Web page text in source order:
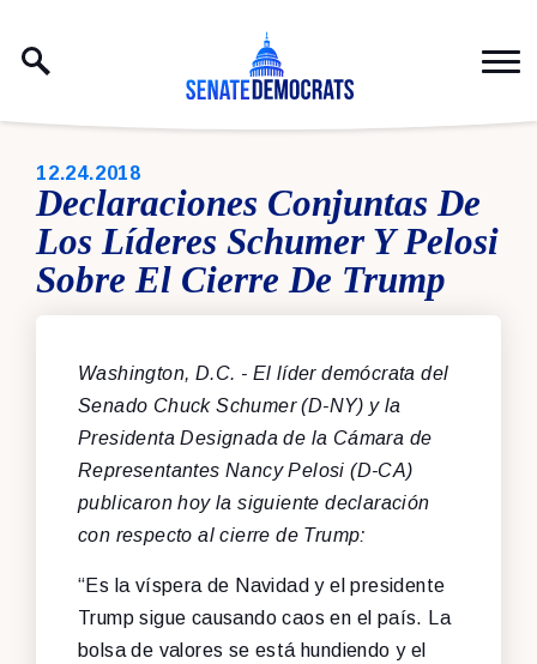
PUBLISHED:
12.24.2018
Declaraciones Conjuntas De
Los Líderes Schumer Y Pelosi
Sobre El Cierre De Trump
Washington, D.C. - El líder demócrata del
Senado Chuck Schumer (D-NY) y la
Presidenta Designada de la Cámara de
Representantes Nancy Pelosi (D-CA)
publicaron hoy la siguiente declaración
con respecto al cierre de Trump:
“Es la víspera de Navidad y el presidente
Trump sigue causando caos en el país. La
bolsa de valores se está hundiendo y el